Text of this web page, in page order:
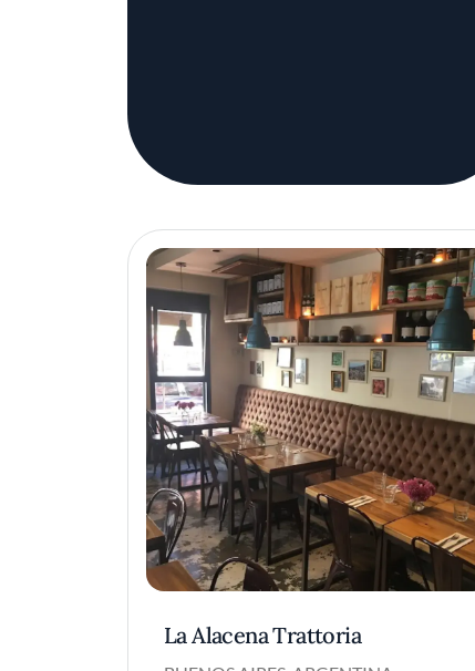
La Alacena Trattoria